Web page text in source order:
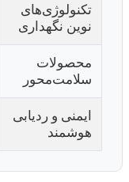
تکنولوژی‌های
نوین نگهداری
محصولات
سلامت‌محور
ایمنی و ردیابی
هوشمند